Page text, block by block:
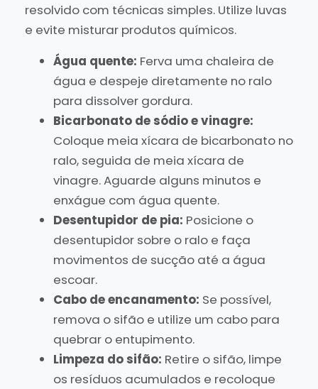
resolvido com técnicas simples. Utilize luvas
e evite misturar produtos químicos.
Água quente: Ferva uma chaleira de
água e despeje diretamente no ralo
para dissolver gordura.
Bicarbonato de sódio e vinagre:
Coloque meia xícara de bicarbonato no
ralo, seguida de meia xícara de
vinagre. Aguarde alguns minutos e
enxágue com água quente.
Desentupidor de pia: Posicione o
desentupidor sobre o ralo e faça
movimentos de sucção até a água
escoar.
Cabo de encanamento: Se possível,
remova o sifão e utilize um cabo para
quebrar o entupimento.
Limpeza do sifão: Retire o sifão, limpe
os resíduos acumulados e recoloque